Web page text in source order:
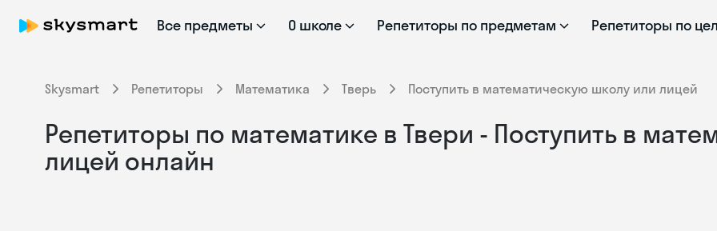
Все предметы О школе Репетиторы по предметам Репетиторы по
Skysmart Репетиторы Математика Тверь Поступить в математическую школу или лицей
Репетиторы по математике в Твери - Поступить в
лицей онлайн